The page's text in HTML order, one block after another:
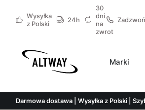
Wysyłka
z Polski
24h
30
dni
na
zwrot
Zadzwoń
Marki
Darmowa dostawa | Wysyłka z Polski |